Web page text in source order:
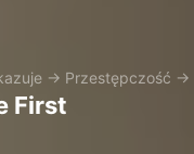
→ Przestępczość →
First